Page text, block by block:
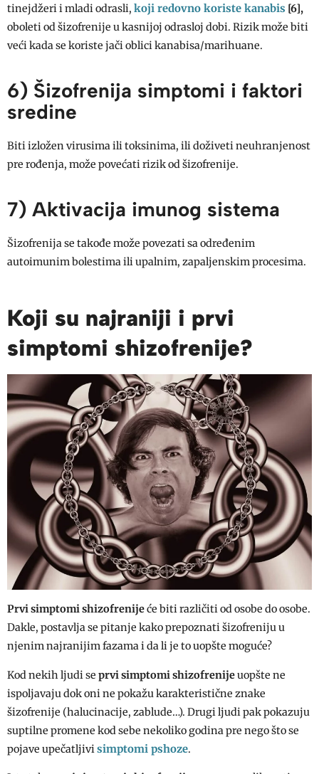
tinejdžeri i mladi odrasli, koji redovno koriste kanabis [6],
oboleti od šizofrenije u kasnijoj odrasloj dobi. Rizik može biti
veći kada se koriste jači oblici kanabisa/marihuane.
6) Šizofrenija simptomi i faktori
sredine
Biti izložen virusima ili toksinima, ili doživeti neuhranjenost
pre rođenja, može povećati rizik od šizofrenije.
7) Aktivacija imunog sistema
Šizofrenija se takođe može povezati sa određenim
autoimunim bolestima ili upalnim, zapaljenskim procesima.
Koji su najraniji i prvi
simptomi shizofrenije?
Prvi simptomi shizofrenijeće biti različiti od osobe do osobe.
Dakle, postavlja se pitanje kako prepoznati šizofreniju u
njenim najranijim fazama i da li je to uopšte moguće?
Kod nekih ljudi se prvi simptomi shizofrenijeuopšte ne
ispoljavaju dok oni ne pokažu karakteristične znake
šizofrenije (halucinacije, zablude…). Drugi ljudi pak pokazuju
suptilne promene kod sebe nekoliko godina pre nego što se
pojave upečatljivisimptomi pshoze.